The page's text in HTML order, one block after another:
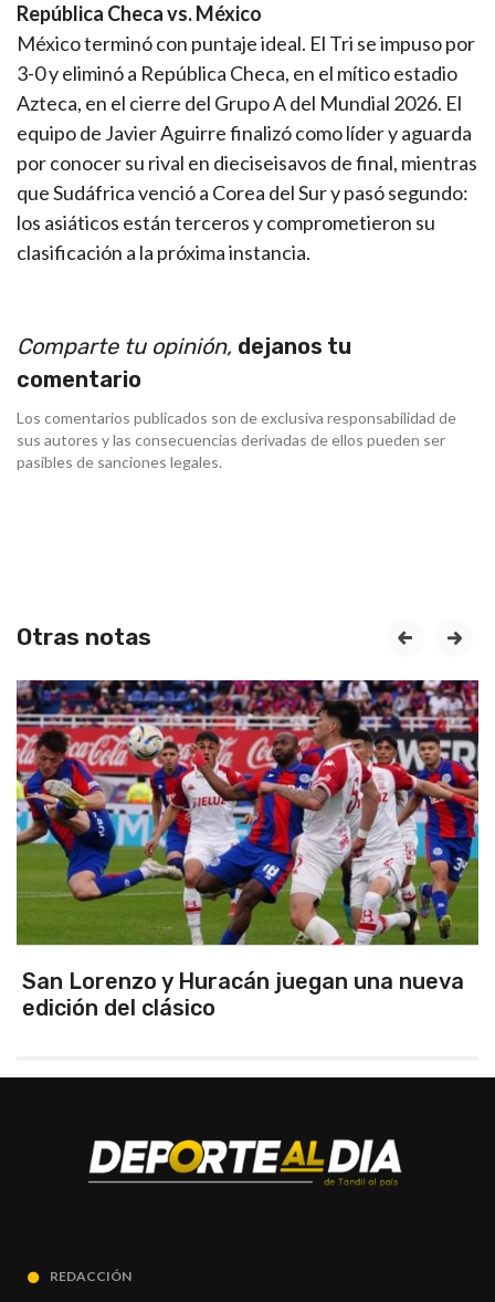
República Checa vs. México
México terminó con puntaje ideal. El Tri se impuso por
3-0 y eliminó a República Checa, en el mítico estadio
Azteca, en el cierre del Grupo A del Mundial 2026. El
equipo de Javier Aguirre finalizó como líder y aguarda
por conocer su rival en dieciseisavos de final, mientras
que Sudáfrica venció a Corea del Sur y pasó segundo:
los asiáticos están terceros y comprometieron su
clasificación a la próxima instancia.
Comparte tu opinión, dejanos tu
comentario
Los comentarios publicados son de exclusiva responsabilidad de
sus autores y las consecuencias derivadas de ellos pueden ser
pasibles de sanciones legales.
Otras notas
Argentina se quedó con el clásico y se
clasificó finalista del Sudamericano
prev next
REDACCIÓN